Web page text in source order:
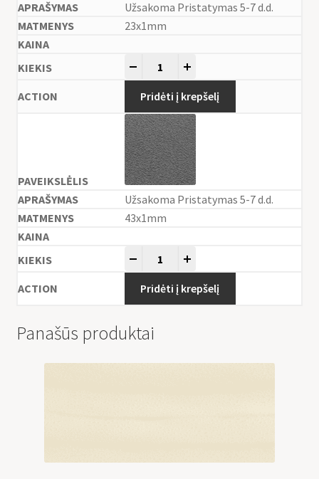
Užsakoma Pristatymas 5-7 d.d.
23x1mm
Pridėti į krepšelį
Užsakoma Pristatymas 5-7 d.d.
43x1mm
Pridėti į krepšelį
Panašūs produktai